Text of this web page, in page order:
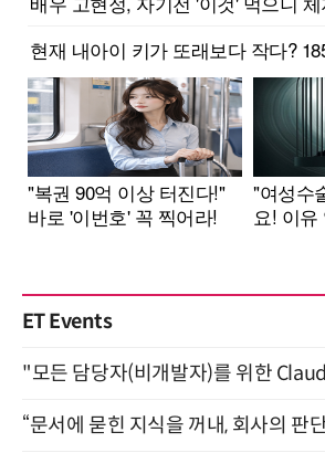
ET Events